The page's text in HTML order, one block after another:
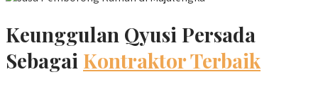
Keunggulan Qyusi Persada
Sebagai Kontraktor Terbaik